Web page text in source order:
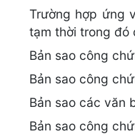
Trường hợp ứng
tạm thời trong đó
Bản sao công
Bản sao công
Bản sao các văn
Bản sao công